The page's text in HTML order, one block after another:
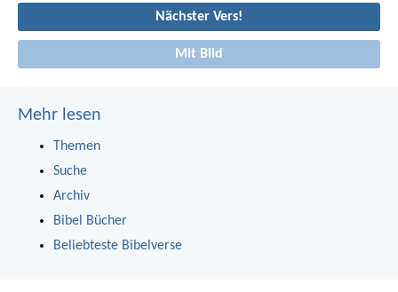
Nächster Vers!
Mit Bild
Mehr lesen
Themen
Suche
Archiv
Bibel Bücher
Beliebteste Bibelverse